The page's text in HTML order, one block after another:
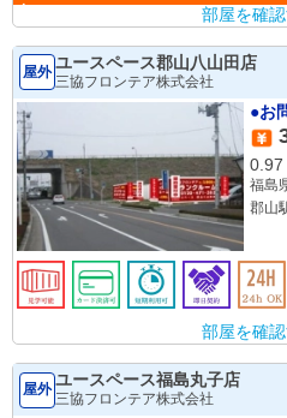
中！ （キャンペーン
部屋を確
屋外 ユースペース郡山八山田店
三協フロンテア株式会社
●お
0.97
福島
郡山
部屋を確
屋外 ユースペース福島丸子店
三協フロンテア株式会社